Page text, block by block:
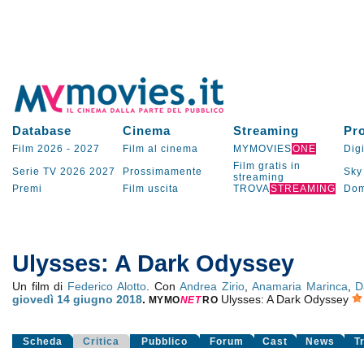
Database Cinema Streaming
Film 2026 - 2027 Film al cinema MYMOVIESONE
Serie TV 2026 2027 Prossimamente
Film gratis in
streaming
Sky
Premi
Film uscita TROVASTREAMING
Ulysses: A Dark Odyssey
Un film di Federico Alotto . Con Andrea Zirio, Anamaria Marinca
giovedì 14 giugno 2018. MYMONET RO Ulysses: A Dark Odyssey
Scheda Critica Pubblico Forum Cast News